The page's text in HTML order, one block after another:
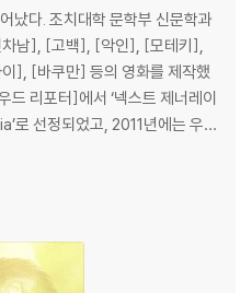
났다. 조치대학 문학부 신문학과
차남], [고백], [악인], [모테키],
], [바쿠만] 등의 영화를 제작했
드 리포터]에서 ‘넥스트 제너레이
선정되었고, 2011년에는 우수
상’을 최연소로 수상했다. 2017
션의 역사를 새로 쓴 [너의 이름